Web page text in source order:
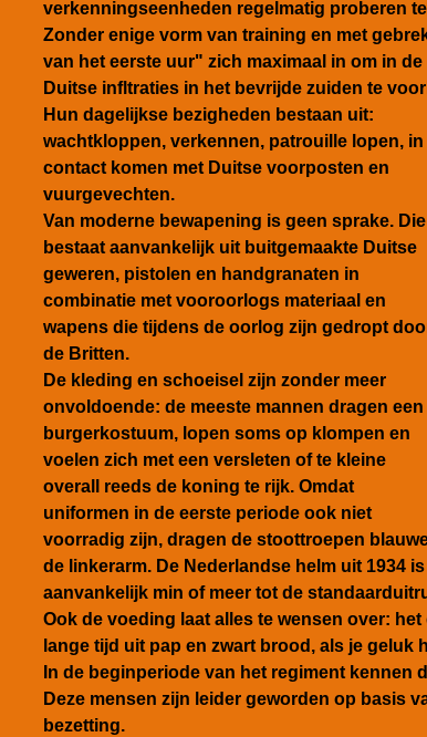
verkenningseenheden regelmatig proberen
Zonder enige vorm van training en met
van het eerste uur" zich maximaal in om in
Duitse infltraties in het bevrijde zuiden te
Hun dagelijkse bezigheden bestaan uit:
wachtkloppen, verkennen, patrouille lopen, in
contact komen met Duitse voorposten en
vuurgevechten.
Van moderne bewapening is geen sprake. Die
bestaat aanvankelijk uit buitgemaakte Duitse
geweren, pistolen en handgranaten in
combinatie met vooroorlogs materiaal en
wapens die tijdens de oorlog zijn gedropt
de Britten.
De kleding en schoeisel zijn zonder meer
onvoldoende: de meeste mannen dragen een
burgerkostuum, lopen soms op klompen en
voelen zich met een versleten of te kleine
overall reeds de koning te rijk. Omdat
uniformen in de eerste periode ook niet
voorradig zijn, dragen de stoottroepen
de linkerarm. De Nederlandse helm uit 1934
aanvankelijk min of meer tot de
Ook de voeding laat alles te wensen over:
lange tijd uit pap en zwart brood, als je geluk
In de beginperiode van het regiment kennen
Deze mensen zijn leider geworden op basis
bezetting.